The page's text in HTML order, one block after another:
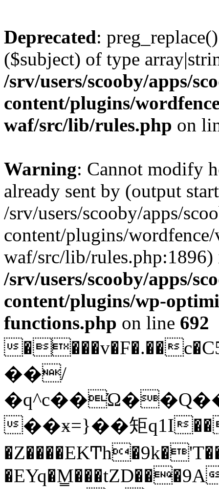
Deprecated:
($subject) of type
/srv/users/scooby/apps/
content/plugins/
waf/src/lib/rules.php on
Warning: Cannot modify
already sent by (output
/srv/users/scooby/apps/
content/plugins/
waf/src/lib/rules.php:1896)
/srv/users/scooby/apps/
content/plugins/wp-
functions.php on line 692
����v�F�.��
��/
��ӿ=}��矩q1I